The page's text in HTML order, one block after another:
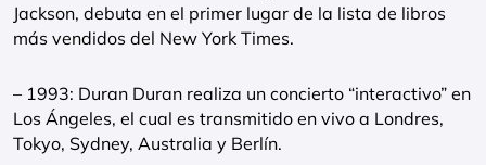
Jackson, debuta en el primer lugar de la lista de libros
más vendidos del New York Times.
– 1993: Duran Duran realiza un concierto “interactivo” en
Los Ángeles, el cual es transmitido en vivo a Londres,
Tokyo, Sydney, Australia y Berlín.